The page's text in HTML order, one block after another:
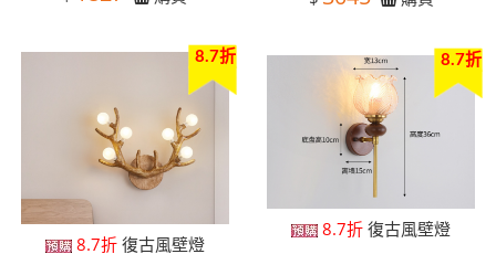
8.7折
8.7折復古風壁燈
8.7折
8.7折 復古風壁燈